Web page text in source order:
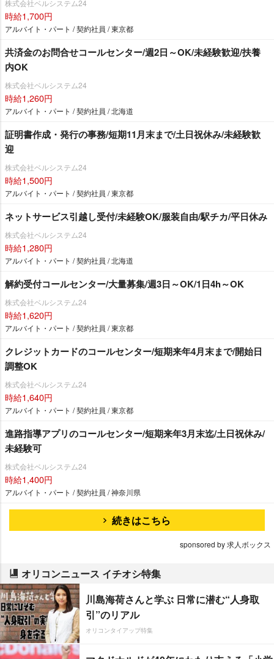
株式会社ベルシステム24
時給1,700円
アルバイト・パート / 契約社員 / 東京都
共済金のお問合せコールセンター/週2日～OK/未経験歓迎/扶養
内OK
株式会社ベルシステム24
時給1,260円
アルバイト・パート / 契約社員 / 北海道
証明書作成・発行の事務/短期11月末まで/土日祝休み/未経験歓
迎
株式会社ベルシステム24
時給1,500円
アルバイト・パート / 契約社員 / 東京都
ネットサービス引越し受付/未経験OK/服装自由/駅チカ/平日休み
株式会社ベルシステム24
時給1,280円
アルバイト・パート / 契約社員 / 北海道
解約受付コールセンター/大量募集/週3日～OK/1日4h～OK
株式会社ベルシステム24
時給1,620円
アルバイト・パート / 契約社員 / 東京都
クレジットカードのコールセンター/短期来年4月末まで/開始日
調整OK
株式会社ベルシステム24
時給1,640円
アルバイト・パート / 契約社員 / 東京都
進路指導アプリのコールセンター/短期来年3月末迄/土日祝休み/
未経験可
株式会社ベルシステム24
時給1,400円
アルバイト・パート / 契約社員 / 神奈川県
続きはこちら
sponsored by 求人ボックス
オリコンニュース イチオシ特集
川島海荷さんと学ぶ 日常に潜む“人身取
引”のリアル
オリコンタイアップ特集